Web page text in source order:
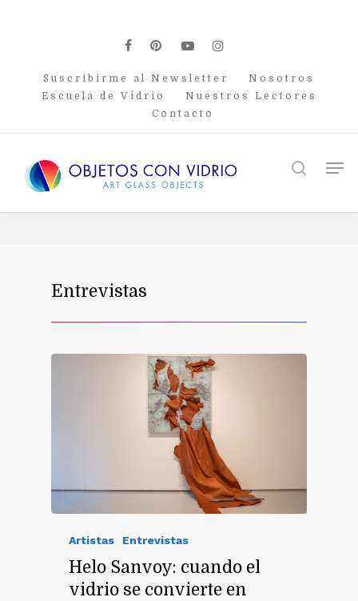
facebook
pinterest
youtubeinstagram
Suscribirme al Newsletter
Nosotros
Escuela de Vidrio
Nuestros Lectores
Contacto
search
Entrevistas
Artistas Entrevistas
Helo Sanvoy: cuando el
vidrio se convierte en